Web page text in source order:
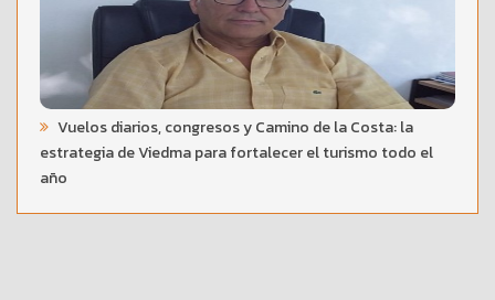
Vuelos diarios, congresos y Camino de la Costa: la
estrategia de Viedma para fortalecer el turismo todo el
año